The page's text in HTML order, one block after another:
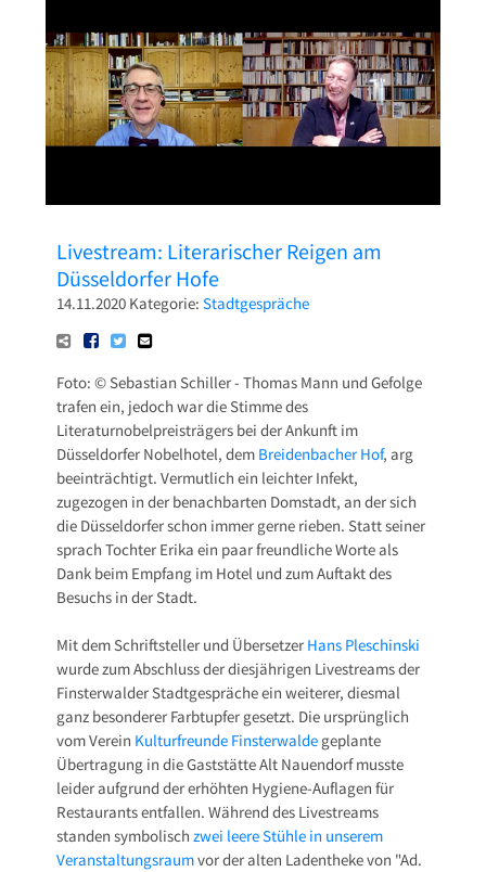
Pressetexte
Sponsoring
Livestream: Literarischer Reigen am
Düsseldorfer Hofe
14.11.2020 Kategorie:Stadtgespräche
Foto: © Sebastian Schiller - Thomas Mann und Gefolge
trafen ein, jedoch war die Stimme des
Literaturnobelpreisträgers bei der Ankunft im
Düsseldorfer Nobelhotel, dem Breidenbacher Hof, arg
beeinträchtigt. Vermutlich ein leichter Infekt,
zugezogen in der benachbarten Domstadt, an der sich
die Düsseldorfer schon immer gerne rieben. Statt seiner
sprach Tochter Erika ein paar freundliche Worte als
Dank beim Empfang im Hotel und zum Auftakt des
Besuchs in der Stadt.
Mit dem Schriftsteller und Übersetzer Hans Pleschinski
wurde zum Abschluss der diesjährigen Livestreams der
Finsterwalder Stadtgespräche ein weiterer, diesmal
ganz besonderer Farbtupfer gesetzt. Die ursprünglich
vom Verein Kulturfreunde Finsterwalde geplante
Übertragung in die Gaststätte Alt Nauendorf musste
leider aufgrund der erhöhten Hygiene-Auflagen für
Restaurants entfallen. Während des Livestreams
standen symbolischzwei leere Stühle in unserem
Veranstaltungsraumvor der alten Ladentheke von "Ad.